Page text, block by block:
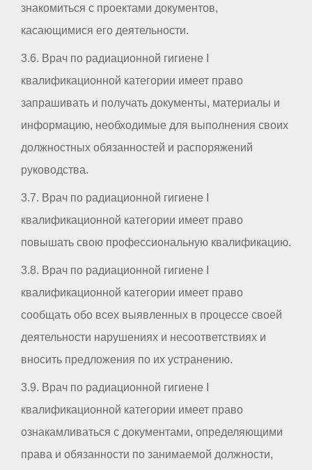
знакомиться с проектами документов,
касающимися его деятельности.
3.6. Врач по радиационной гигиене I
квалификационной категории имеет право
запрашивать и получать документы, материалы и
информацию, необходимые для выполнения своих
должностных обязанностей и распоряжений
руководства.
3.7. Врач по радиационной гигиене I
квалификационной категории имеет право
повышать свою профессиональную квалификацию.
3.8. Врач по радиационной гигиене I
квалификационной категории имеет право
сообщать обо всех выявленных в процессе своей
деятельности нарушениях и несоответствиях и
вносить предложения по их устранению.
3.9. Врач по радиационной гигиене I
квалификационной категории имеет право
ознакамливаться с документами, определяющими
права и обязанности по занимаемой должности,